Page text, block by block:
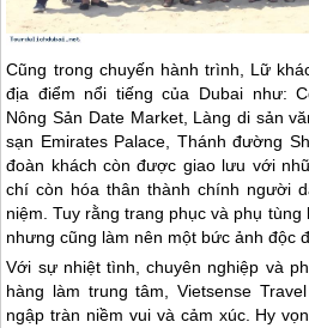
Cũng trong chuyến hành trình, Lữ
địa điểm nổi tiếng của Dubai như:
Nông Sản Date Market, Làng di sản
sạn Emirates Palace, Thánh đường
đoàn khách còn được giao lưu với
chí còn hóa thân thành chính người
niệm. Tuy rằng trang phục và phụ
nhưng cũng làm nên một bức ảnh độc
Với sự nhiệt tình, chuyên nghiệp và
hàng làm trung tâm, Vietsense
ngập tràn niềm vui và cảm xúc. Hy